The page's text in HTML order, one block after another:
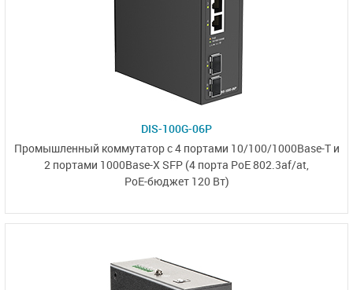
DIS-100G-06P
Промышленный коммутатор с 4 портами 10/100/1000Base-Tи
2 портами 1000Base-X SFP (4 порта PoE 802.3af/at,
PoE-бюджет 120 Вт)